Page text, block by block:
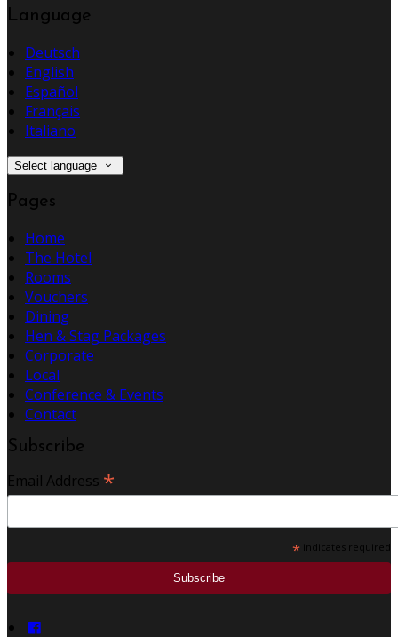
Language
Deutsch
English
Español
Français
Italiano
Select language
Pages
Home
The Hotel
Rooms
Vouchers
Dining
Hen & Stag Packages
Corporate
Local
Conference & Events
Contact
Subscribe
Email Address *
* indicates required